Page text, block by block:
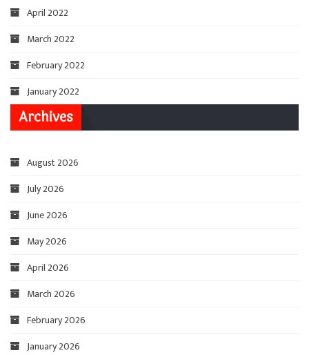
April 2022
March 2022
February 2022
January 2022
Archives
August 2026
July 2026
June 2026
May 2026
April 2026
March 2026
February 2026
January 2026